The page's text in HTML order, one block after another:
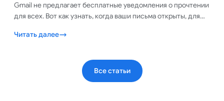
Gmail не предлагает бесплатные уведомления о прочтении
для всех. Вот как узнать, когда ваши письма открыты, для
Читать далее
Все статьи